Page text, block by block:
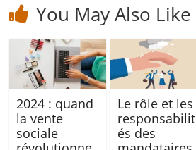
You May Also Like
2024 : quand
la vente
sociale
Le rôle et les
responsabilit
és des